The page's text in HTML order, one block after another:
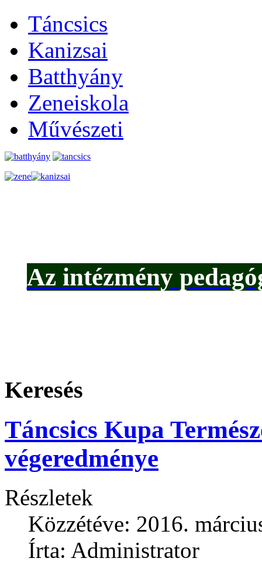
Táncsics
Kanizsai
Batthyány
Zeneiskola
Művészeti
Az intézmény
Keresés
Táncsics Kupa
végeredménye
Részletek
Közzétéve: 2016.
Írta: Administrator